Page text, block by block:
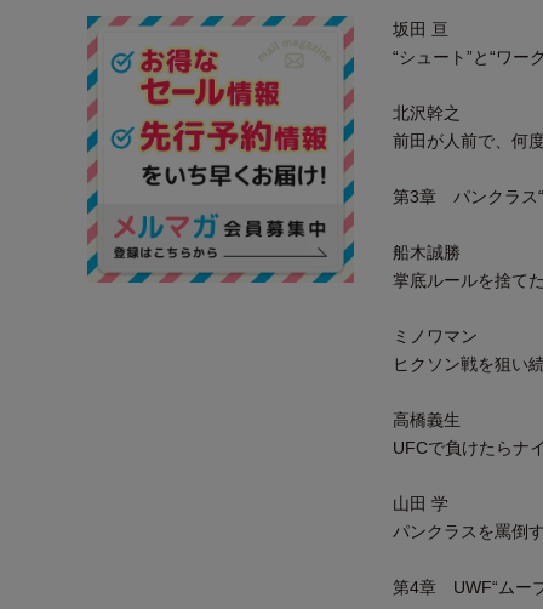
坂田 亘
“シュート”と“ワー
北沢幹之
前田が人前で、何
第3章 パンクラス
船木誠勝
掌底ルールを捨て
ミノワマン
ヒクソン戦を狙い
高橋義生
UFCで負けたらナ
山田 学
パンクラスを罵倒
第4章 UWF“ムー